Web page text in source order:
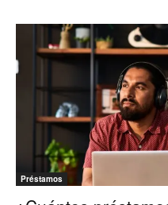
Préstamos